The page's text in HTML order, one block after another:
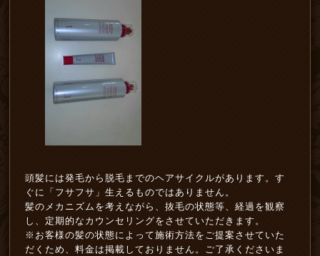
頭髪には発毛から脱毛までのヘアサイクルがあります。す
ぐに「フサフサ」生えるものではありません。
髪のメカニズムを考えながら、抜毛の状態等、経過を観察
し、定期的なカウンセリングをさせていただきます。
※お客様の髪の状態によって施術方法をご提案させていた
だくため、料金は掲載しておりません。ご了承くださいま